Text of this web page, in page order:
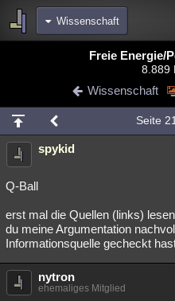
Wissenschaft
Chat Wiki Neuigkeiten
meine Rubriken
Menschen
Spiritualität
Natur Umfragen
weitere Rubriken
Philosophie Träume Orte
Astronomie Helpdesk
Freie Energie/
8.889
Wissenschaft
Seite
spykid
Q-Ball
erst mal die Quellen (links)
du meine Argumentation
Informationsquelle gecheckt
nytron
ehemaliges Mitglied